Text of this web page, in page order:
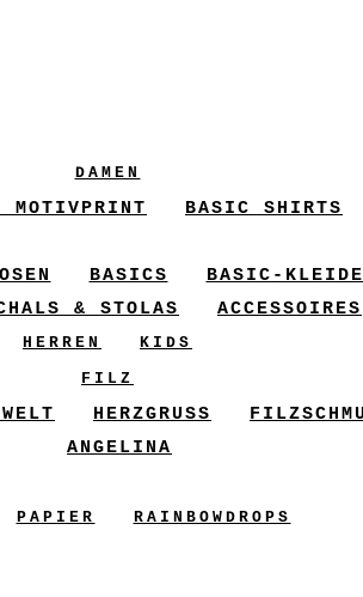
DAMEN
BASIC SHIRTS
BASICS
BASIC-
& STOLAS ACCESSOIRES
HERREN
KIDS
FILZ
HERZGRUSS
ANGELINA
PAPIER RAINBOWDROPS